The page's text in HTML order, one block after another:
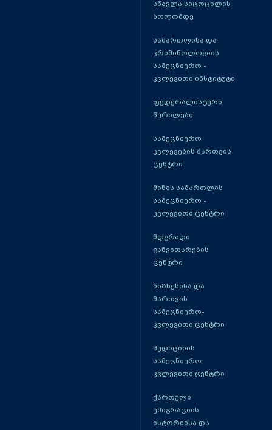
სწავლა სიცოცხლის
ბოლომდე
სამართლისა და
კრიმინოლოგიის
სამეცნიერო -
კვლევითი ინსტიტუტი
ფედერალისტური
წერილები
სამეცნიერო
კვლევების მართვის
ცენტრი
მიწის სამართლის
სამეცნიერო -
კვლევითი ცენტრი
მდგრადი
განვითარების
ცენტრი
ბიზნესისა და
მართვის
სამეცნიერო-
კვლევითი ცენტრი
მედიცინის
სამეცნიერო
კვლევითი ცენტრი
ქართული
ემიგრაციის
ისტორიისა და